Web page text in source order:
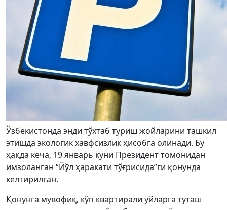
Ўзбекистонда энди тўхтаб туриш жойларини ташкил
этишда экологик хавфсизлик ҳисобга олинади. Бу
ҳақда кеча, 19 январь куни Президент томонидан
имзоланган “Йўл ҳаракати тўғрисида”ги қонунда
келтирилган.
Қонунга мувофиқ, кўп квартирали уйларга туташ